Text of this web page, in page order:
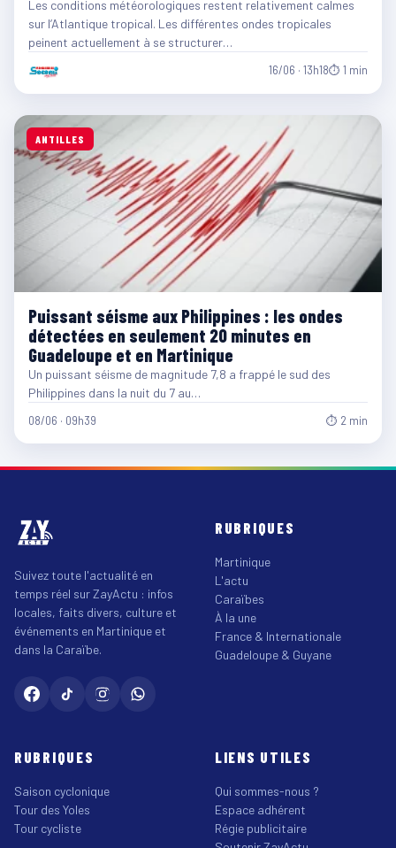
Les conditions météorologiques restent relativement calmes
sur l’Atlantique tropical. Les différentes ondes tropicales
peinent actuellement à se structurer…
16/06 · 13h18⏱ 1 min
ANTILLES
Puissant séisme aux Philippines : les ondes
détectées en seulement 20 minutes en
Guadeloupe et en Martinique
Un puissant séisme de magnitude 7,8 a frappé le sud des
Philippines dans la nuit du 7 au…
08/06 · 09h39 ⏱ 2 min
Suivez toute l'actualité en
temps réel sur ZayActu : infos
locales, faits divers, culture et
événements en Martinique et
dans la Caraïbe.
RUBRIQUES
Martinique
L'actu
Caraïbes
À la une
France & Internationale
Guadeloupe & Guyane
RUBRIQUES
Saison cyclonique
Tour des Yoles
Tour cycliste
LIENS UTILES
Qui sommes-nous ?
Espace adhérent
Régie publicitaire